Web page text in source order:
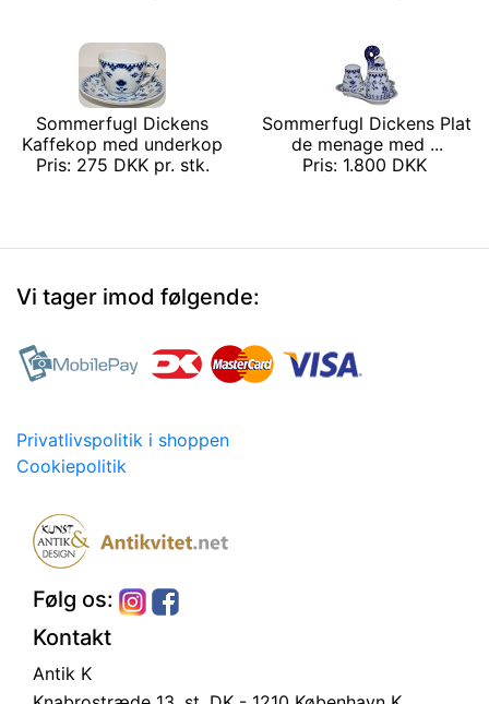
Sommerfugl Dickens
Kaffekop med underkop
Pris: 275 DKK pr. stk.
Sommerfugl Dickens Plat
de menage med ...
Pris: 1.800 DKK
Vi tager imod følgende:
Privatlivspolitik i shoppen
Cookiepolitik
Følg os:
Kontakt
Antik K